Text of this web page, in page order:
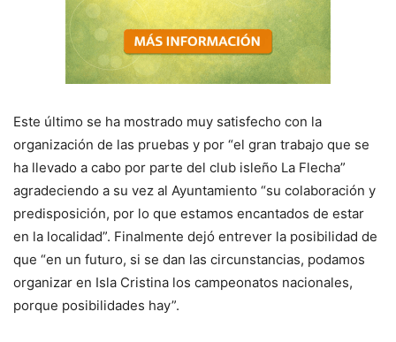
Este último se ha mostrado muy satisfecho con la
organización de las pruebas y por “el gran trabajo que se
ha llevado a cabo por parte del club isleño La Flecha”
agradeciendo a su vez al Ayuntamiento “su colaboración y
predisposición, por lo que estamos encantados de estar
en la localidad”. Finalmente dejó entrever la posibilidad de
que “en un futuro, si se dan las circunstancias, podamos
organizar en Isla Cristina los campeonatos nacionales,
porque posibilidades hay”.